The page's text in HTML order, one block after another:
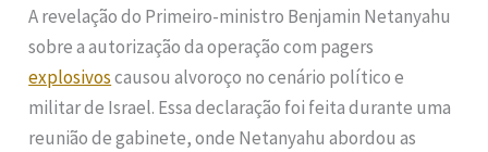
A revelação do Primeiro-ministro Benjamin Netanyahu
sobre a autorização da operação com pagers
explosivoscausou alvoroço no cenário político e
militar de Israel. Essa declaração foi feita durante uma
reunião de gabinete, onde Netanyahu abordou as